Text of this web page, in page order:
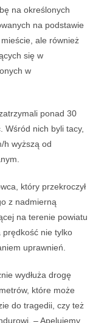
na określonych
na podstawie
ale również
się w
w
ponad 30
Wśród nich byli tacy,
h wyższą od
który przekroczył
z nadmierną
na terenie powiatu
prędkość nie tylko
uprawnień.
wydłuża drogę
które może
do tragedii, czy też
– Apelujemy